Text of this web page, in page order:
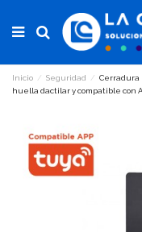
Inicio Seguridad
Cerradura
huella dactilar y compatible con